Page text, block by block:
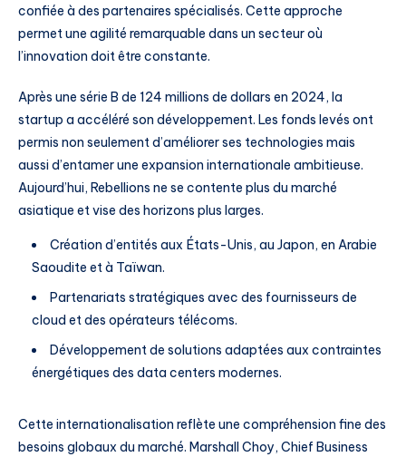
confiée à des partenaires spécialisés. Cette approche
permet une agilité remarquable dans un secteur où
l’innovation doit être constante.
Après une série B de 124 millions de dollars en 2024, la
startup a accéléré son développement. Les fonds levés ont
permis non seulement d’améliorer ses technologies mais
aussi d’entamer une expansion internationale ambitieuse.
Aujourd’hui, Rebellions ne se contente plus du marché
asiatique et vise des horizons plus larges.
Création d’entités aux États-Unis, au Japon, en Arabie
Saoudite et à Taïwan.
Partenariats stratégiques avec des fournisseurs de
cloud et des opérateurs télécoms.
Développement de solutions adaptées aux contraintes
énergétiques des data centers modernes.
Cette internationalisation reflète une compréhension fine des
besoins globaux du marché. Marshall Choy, Chief Business